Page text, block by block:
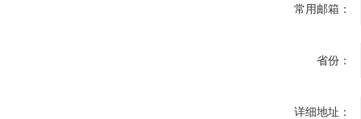
常用邮箱：
省份：
详细地址：